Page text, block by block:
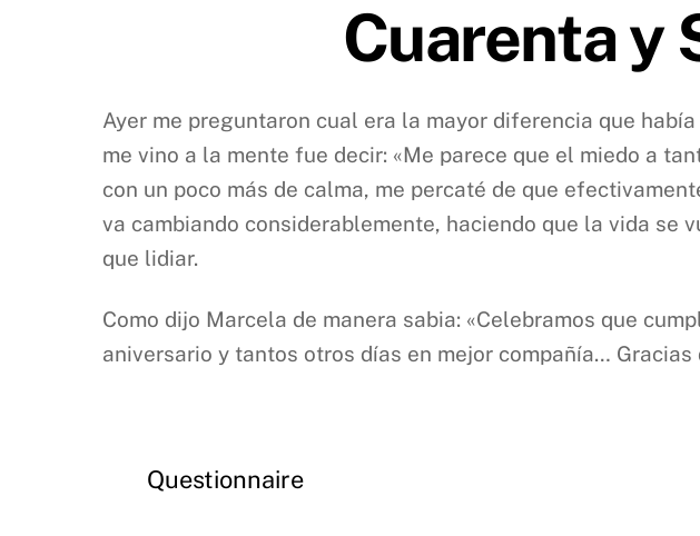
Cuarenta y
Ayer me preguntaron cual era la mayor diferencia que
me vino a la mente fue decir: «Me parece que el miedo a
con un poco más de calma, me percaté de que
va cambiando considerablemente, haciendo que la vida se
que lidiar.
Como dijo Marcela de manera sabia: «Celebramos que
aniversario y tantos otros días en mejor compañía… Gracias
Questionnaire